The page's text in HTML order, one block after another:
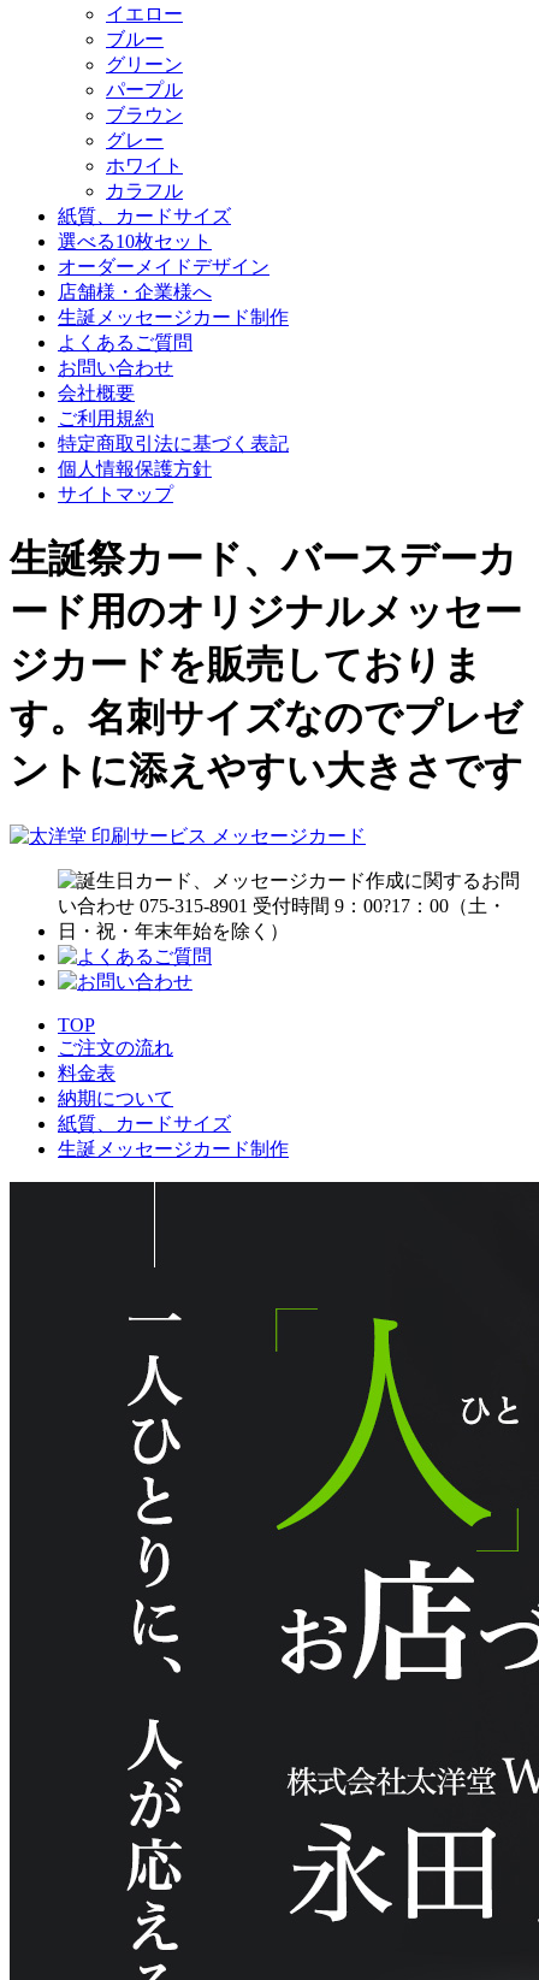
イエロー
ブルー
グリーン
パープル
ブラウン
グレー
ホワイト
カラフル
紙質、カードサイズ
選べる10枚セット
オーダーメイドデザイン
店舗様・企業様へ
生誕メッセージカード制作
よくあるご質問
お問い合わせ
会社概要
ご利用規約
特定商取引法に基づく表記
個人情報保護方針
サイトマップ
生誕祭カード、バースデーカ
ード用のオリジナルメッセー
ジカードを販売しておりま
す。名刺サイズなのでプレゼ
ントに添えやすい大きさです
TOP
ご注文の流れ
料金表
納期について
紙質、カードサイズ
生誕メッセージカード制作